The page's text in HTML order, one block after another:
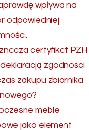
wpływa na
odpowiedniej
certyfikat PZH
zgodności
zakupu zbiornika
meble
jako element